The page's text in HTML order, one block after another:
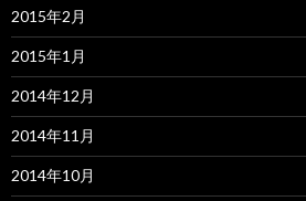
2015年2月
2015年1月
2014年12月
2014年11月
2014年10月